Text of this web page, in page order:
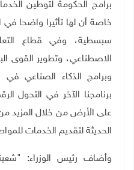
برامج الحكومة لتوطين
خاصة أن لها تأثيرا واضحا
سبسطية، وفي قطاع
الاصطناعي، وتطوير القوى
وبرامج الذكاء الصناعي في
برنامجنا الآخر في التحول
على الأرض من خلال المزيد من
الحديثة لتقديم الخدمات
وأضاف رئيس الوزراء: